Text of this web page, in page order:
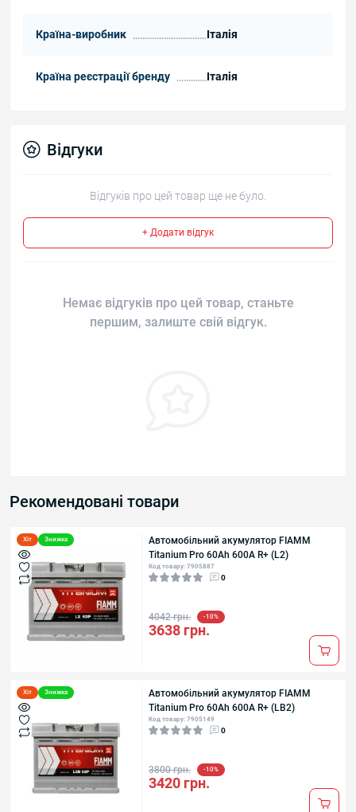
Країна-виробник Італія
Країна реєстрації бренду Італія
Відгуки
Відгуків про цей товар ще не було.
+ Додати відгук
Немає відгуків про цей товар, станьте
першим, залиште свій відгук.
Рекомендовані товари
Хіт Знижка
Автомобільний акумулятор FIAMM
Titanium Pro 60Аh 600А R+ (L2)
Код товару: 7905887
0
4042 грн. -10%
3638 грн.
Хіт Знижка
Автомобільний акумулятор FIAMM
Titanium Pro 60Аh 600А R+ (LB2)
Код товару: 7905149
0
3800 грн. -10%
3420 грн.